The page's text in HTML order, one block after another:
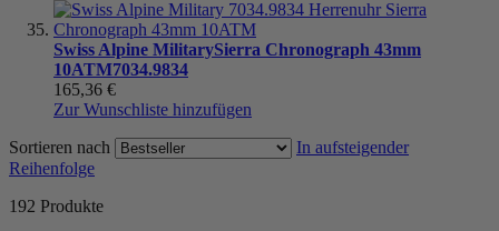
Swiss Alpine MilitarySierra Chronograph 43mm
10ATM7034.9834
165,36 €
Zur Wunschliste hinzufügen
Sortieren nach
In aufsteigender
Reihenfolge
192 Produkte